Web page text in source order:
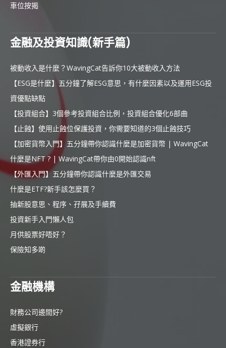
車位按揭
金融及投資知識(新手篇)
被動收入是什麼？WavingCat告訴你10大被動收入方法
【ESG是什麼】五分鐘了解ESG意思，有什麼因素以及運用ESG投
資優點缺點
【投資組合】3個參考投資組合比例，投資組合優化6部曲
【止蝕】使用止蝕位保護投資，你需要知道的3個止蝕技巧
【加密貨幣入門】五分鐘帶你認識什麼是加密貨幣 | WavingCat
什麼是NFT ? | WavingCat帶你由0開始認識nft
【外匯入門】五分鐘帶你認識什麼是外匯交易
什麼是ETF?新手該怎麼買？
抽新股意思、程序、孖展及手續費
投資新手入門懶人包
月供股票好唔好？
保險知多啲
金融機構
財務公司邊間好?
虛擬銀行
香港證券行